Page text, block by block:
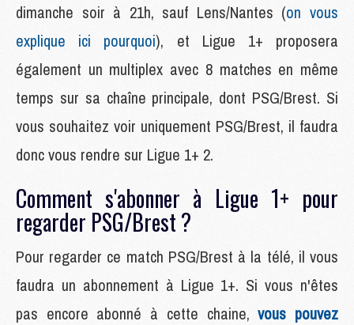
dimanche soir à 21h, sauf Lens/Nantes (on vous
explique ici pourquoi), et Ligue 1+ proposera
également un multiplex avec 8 matches en même
temps sur sa chaîne principale, dont PSG/Brest. Si
vous souhaitez voir uniquement PSG/Brest, il faudra
donc vous rendre sur Ligue 1+ 2.
Comment s'abonner à Ligue 1+ pour
regarder PSG/Brest ?
Pour regarder ce match PSG/Brest à la télé, il vous
faudra un abonnement à Ligue 1+. Si vous n'êtes
pas encore abonné à cette chaine,vous pouvez